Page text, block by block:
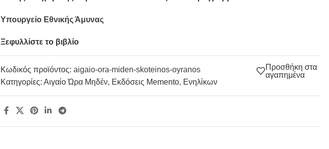
Υπουργείο Εθνικής Άμυνας
Ξεφυλλίστε το βιβλίο
Κωδικός προϊόντος: aigaio-ora-miden-skoteinos-oyranos
Κατηγορίες: Αιγαίο Ώρα Μηδέν, Εκδόσεις Memento, Ενηλίκων
Προσθήκη στα
αγαπημένα